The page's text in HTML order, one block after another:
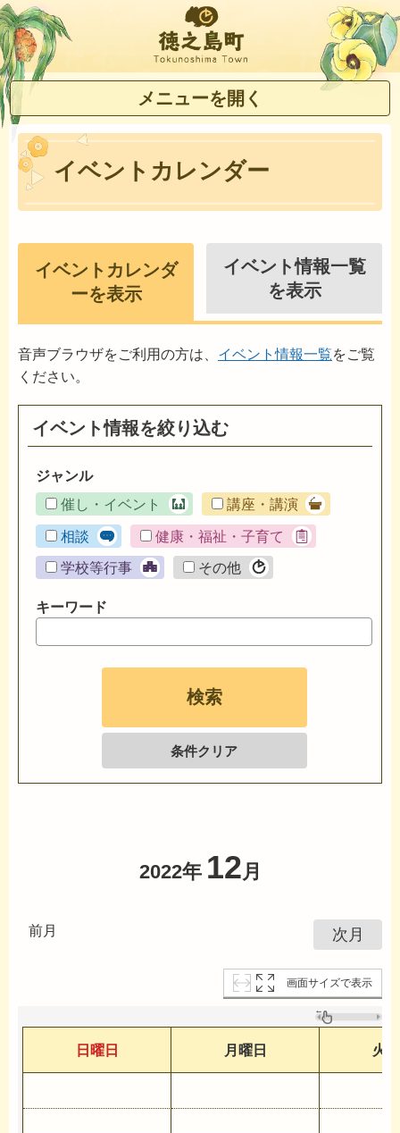
徳之島町
メニューを開く
イベントカレンダー
イベントカレンダ
ーを表示
イベント情報一覧
を表示
音声ブラウザをご利用の方は、 イベント情報一覧をご覧
ください。
イベント情報を絞り込む
ジャンル
催し・イベント
講座・講演
相談 健康・福祉・子育て
学校等行事 その他
キーワード
条件クリア
前月
2022年 12 月
次月
画面サイズで表示
日曜日 月曜日 火